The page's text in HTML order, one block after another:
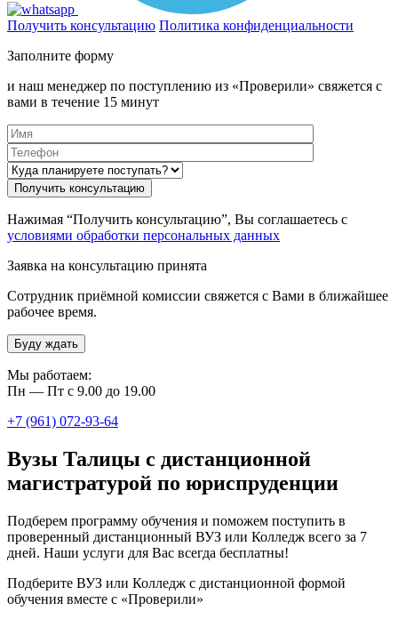
Получить консультацию Политика конфиденциальности
Заполните форму
и наш менеджер по поступлению из «Проверили» свяжется с
вами в течение 15 минут
Нажимая “Получить консультацию”, Вы соглашаетесь с
условиями обработки персональных данных
Заявка на консультацию принята
Сотрудник приёмной комиссии свяжется с Вами в ближайшее
рабочее время.
Буду ждать
Мы работаем:
Пн — Пт с 9.00 до 19.00
+7 (961) 072-93-64
Вузы Талицы с дистанционной
магистратурой по юриспруденции
Подберем программу обучения и поможем поступить в
проверенный дистанционный ВУЗ или Колледж всего за 7
дней. Наши услуги для Вас всегда бесплатны!
Подберите ВУЗ или Колледж с дистанционной формой
обучения вместе с «Проверили»